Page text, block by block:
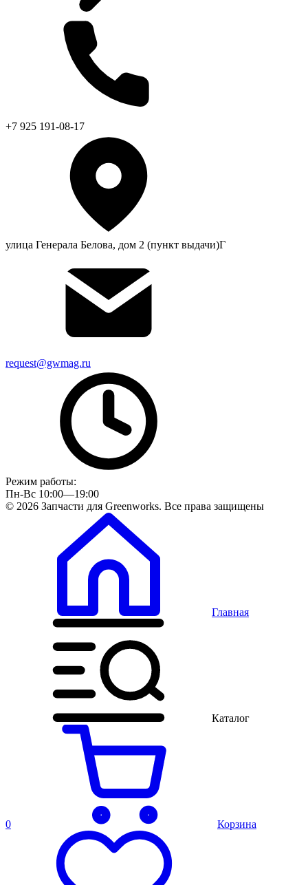
+7 925 191-08-17
улица Генерала Белова, дом 2 (пункт выдачи)Г
request@gwmag.ru
Режим работы:
Пн-Вс 10:00—19:00
© 2026 Запчасти для Greenworks. Все права защищены
Главная
Каталог
0 Корзина